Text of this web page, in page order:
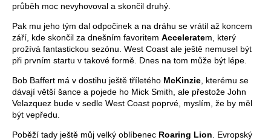
průběh moc nevyhovoval a skončil druhý.
Pak mu jeho tým dal odpočinek a na dráhu se vrátil až koncem
září, kde skončil za dnešním favoritem Acceleratem, který
prožívá fantastickou sezónu. West Coast ale ještě nemusel být
při prvním startu v takové formě. Dnes na tom může být lépe.
Bob Baffert má v dostihu ještě tříletého McKinzie , kterému se
dávají větší šance a pojede ho Mick Smith, ale přestože John
Velazquez bude v sedle West Coast poprvé, myslím, že by měl
být vepředu.
Poběží tady ještě můj velký oblíbenec Roaring Lion . Evropský